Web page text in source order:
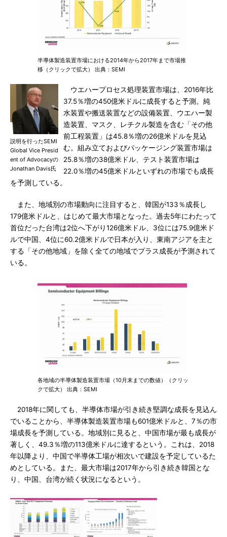
半導体製造装置市場における2014年から2017年まで市場推
移（クリックで拡大） 出典：SEMI
説明を行ったSEMI
Global Vice Presid
ent of Advocacyの
Jonathan Davis氏
ウエハープロセス処理装置市場は、2016年比
37.5％増の450億米ドルに成長すると予測。純
水装置や搬送装置などの設備装置、ウエハー製
造装置、マスク、レチクル製造を含む「その他
前工程装置」は45.8％増の26億米ドルを見込
む。組み立ておよびパッケージング装置市場は
25.8％増の38億米ドル、テスト装置市場は
22.0％増の45億米ドルといずれの市場でも成長
を予測している。
また、地域別の市場動向に注目すると、韓国が133％成長し
179億米ドルと、はじめて最大市場となった。過去5年にわたって
首位だった台湾は2位へ下がり126億米ドル、3位には75.9億米ド
ルで中国、4位に60.2億米ドルで日本が入り、東南アジアを主と
する「その他地域」を除く全ての地域でプラス成長が予測されて
いる。
各地域の半導体製造装置市場（10月末までの数値）（クリッ
クで拡大） 出典：SEMI
2018年に関しても、半導体市場が引き続き堅調な成長を見込ん
でいることから、半導体製造装置市場も601億米ドルと、7％の市
場成長を予測している。地域別に見ると、中国市場が最も成長が
著しく、49.3％増の113億米ドルに達するという。これは、2018
年以降より、中国で半導体工場が相次いで建設を予定しているた
めとしている。また、最大市場は2017年から引き続き韓国とな
り、中国、台湾が続く状況になるという。